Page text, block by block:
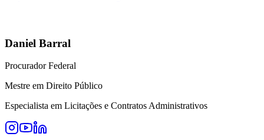
Daniel Barral
Procurador Federal
Mestre em Direito Público
Especialista em Licitações e Contratos Administrativos